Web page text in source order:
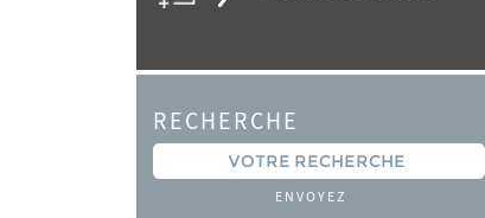
RECHERCHE
ENVOYEZ